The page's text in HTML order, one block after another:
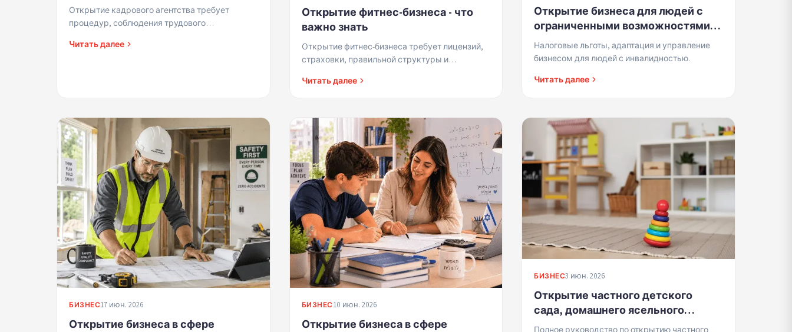
Открытие кадрового агентства требует
процедур, соблюдения трудового
структуры. Краткое руководство для
Читать далее
Открытие фитнес-бизнеса - что
важно знать
Открытие фитнес-бизнеса требует лицензий,
страховки, правильной структуры и
для команд.
Читать далее
Открытие бизнеса для людей с
ограниченными возможностями:
права, льготы и приспособления
Налоговые льготы, адаптация и управление
бизнесом для людей с инвалидностью.
Читать далее
БИЗНЕС17 июн. 2026
Открытие бизнеса в сфере
БИЗНЕС10 июн. 2026
Открытие бизнеса в сфере
БИЗНЕС3 июн. 2026
Открытие частного детского
сада, домашнего ясельного
учреждения или детского сада
Полное руководство по открытию частного